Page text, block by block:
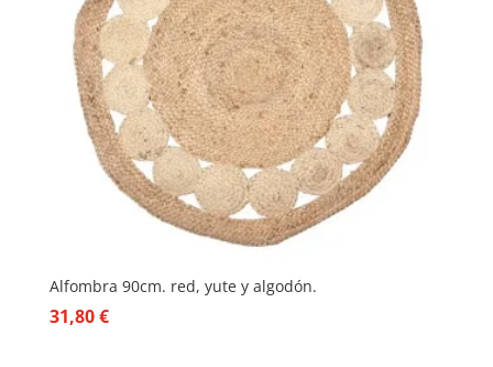
Alfombra 90cm. red, yute y algodón.
31,80€